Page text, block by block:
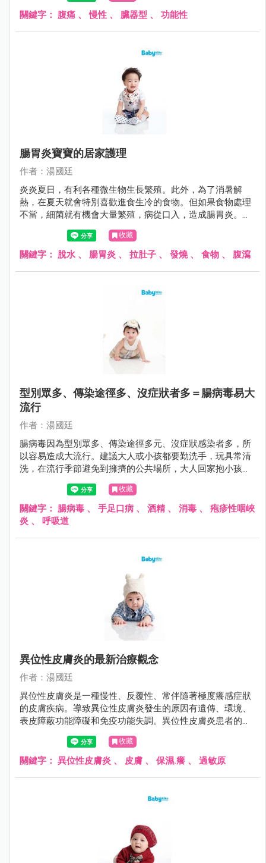
題，但許多父母又怕因為疏忽大意而延誤病情，搞得一個頭
關鍵字： 腹痛 、慢性 、 臟器型 、 功能性
腸胃炎寶寶的居家護理
作者：湯國廷
炎炎夏日，有利各種微生物生長繁殖。此外，為了消暑解
熱，在夏天就會特別喜歡進食生冷的食物。但如果食物處理
不當，細菌就有機會大量繁殖，病從口入，造成腸胃炎。腸
胃炎的症狀不外乎嘔吐與腹瀉，其症狀可輕可重，就醫之
前，如何避免進一步惡化，其實有些撇步。
收藏
關鍵字： 脫水 、 腸胃炎 、 拉肚子 、 發燒、 食物 、 腹瀉
型別眾多、傳染途徑多、沒症狀者多＝腸病毒易大
流行
作者：湯國廷
腸病毒因為型別眾多、傳染途徑多元、沒症狀感染者多，所
以容易造成大流行。建議大人或小孩都要勤洗手，玩具常清
洗，在流行季節避免到擁擠的公共場所，大人回家抱小孩之
前要更衣和洗手，對於家中第二位感染腸病毒患者，因其所
接受的病毒量往往較高，嚴重度可能提高，更要小心有無重
症前兆。
收藏
關鍵字： 腸病毒 、 手足口病 、 酒精 、 消毒 、 疱疹性咽峽
炎 、 呼吸道
異位性皮膚炎的最新治療觀念
作者：湯國廷
異位性皮膚炎是一種慢性、反覆性、常伴隨著極度癢感症狀
的皮膚疾病。導致異位性皮膚炎發生的原因有遺傳、環境、
表皮障蔽功能障礙和免疫功能失調。異位性皮膚炎患者的皮
膚角質層因為fillaggrin（一種存在於人體表皮中的蛋白質）
缺陷、神經醯胺（ceremide）降低，導致皮膚的表皮障蔽功
能缺損、保水能力差、表皮上的細菌過度增生，讓過敏原易
收藏
關鍵字： 異位性皮膚炎 、 皮膚 、 保濕.癢 、 過敏原